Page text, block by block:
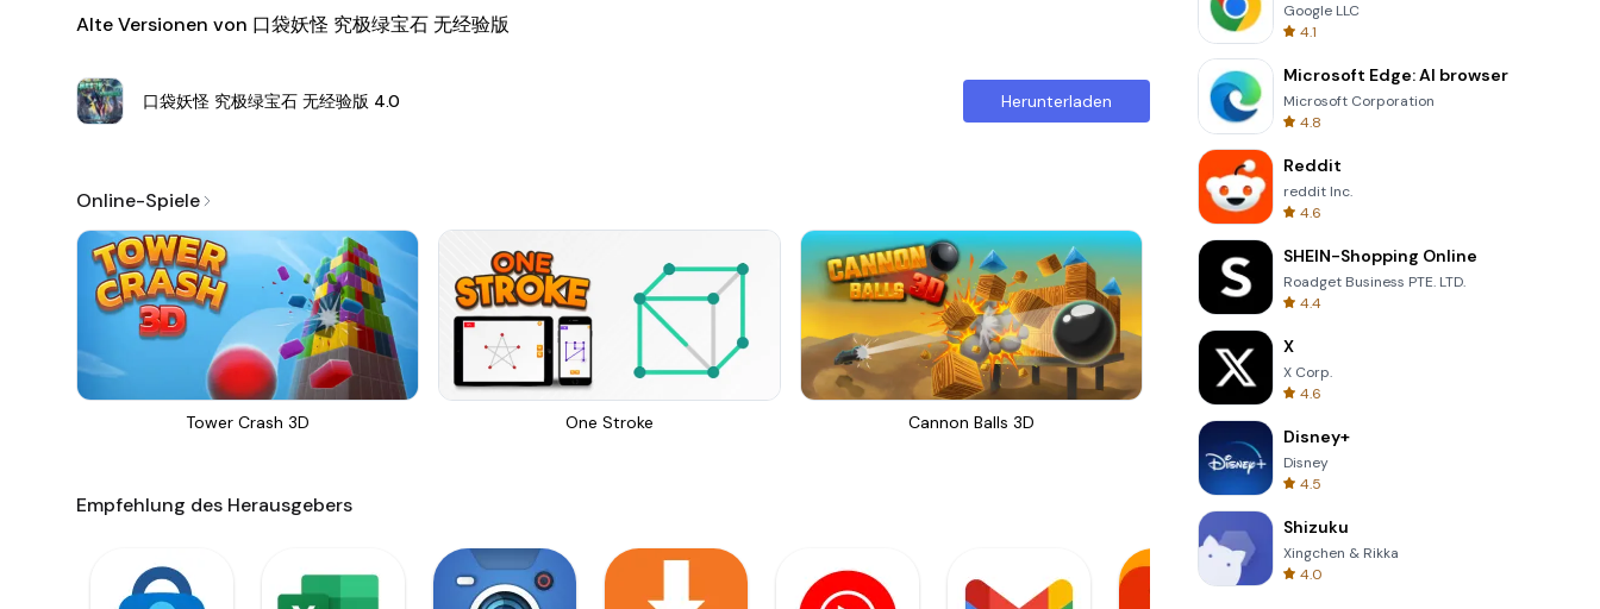
Alte Versionen von 口袋妖怪 究极绿宝石 无经验版
口袋妖怪 究极绿宝石 无经验版 4.0 Herunterladen
Online-Spiele
Tower Crash 3D One Stroke Cannon Balls 3D Solitaire Klondike
Empfehlung des Herausgebers
Google LLC
4.1
Microsoft Edge: AI browser
Microsoft Corporation
4.8
Reddit
reddit Inc.
4.6
SHEIN-Shopping Online
Roadget Business PTE. LTD.
4.4
X
X Corp.
4.6
Disney+
Disney
4.5
Shizuku
Xingchen & Rikka
4.0